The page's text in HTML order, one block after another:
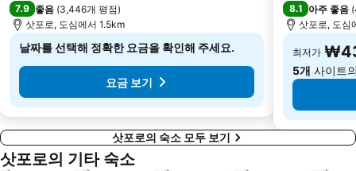
7.9 좋음 (3,446개 평점)
삿포로, 도심에서 1.5km
날짜를 선택해 정확한 요금을 확인해 주세요.
요금 보기
8.1 아주 좋음 (
삿포로, 도심
최저가
5개 사이트
삿포로의 숙소 모두 보기
삿포로의 기타 숙소